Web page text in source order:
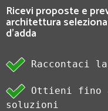
Ricevi proposte e
architettura
d'adda
Raccontaci
Ottieni fino
soluzioni